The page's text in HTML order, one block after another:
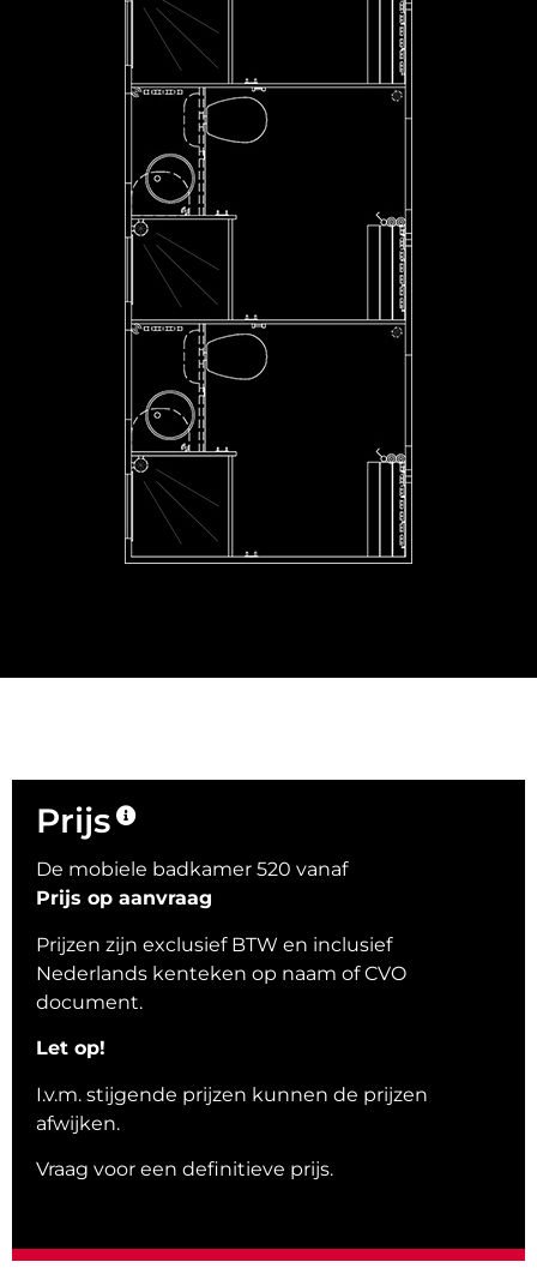
Prijs
De mobiele badkamer 520 vanaf
Prijs op aanvraag
Prijzen zijn exclusief BTW en inclusief
Nederlands kenteken op naam of CVO
document.
Let op!
I.v.m. stijgende prijzen kunnen de prijzen
afwijken.
Vraag voor een definitieve prijs.